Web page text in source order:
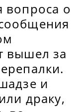
вопроса о
вышел за
и
драку,